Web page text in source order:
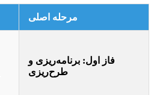
مرحله اصلی
فاز اول: برنامه‌ریزی و
طرح‌ریزی